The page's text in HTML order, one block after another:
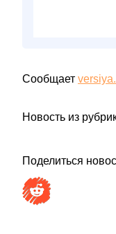
Сообщает
Новость из
Поделиться